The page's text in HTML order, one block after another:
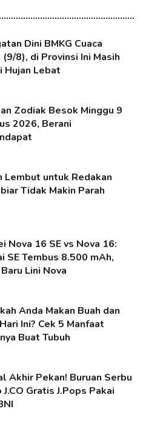
Dini BMKG Cuaca
8), di Provinsi Ini Masih
Hujan Lebat
Zodiak Besok Minggu 9
2026, Berani
Lembut untuk Redakan
Tidak Makin Parah
Nova 16 SE vs Nova 16:
SE Tembus 8.500 mAh,
Lini Nova
Anda Makan Buah dan
Ini? Cek 5 Manfaat
Buat Tubuh
Akhir Pekan! Buruan Serbu
J.CO Gratis J.Pops Pakai